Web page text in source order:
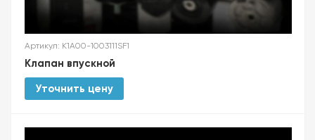
Артикул: K1A00-1003111SF1
Клапан впускной
Уточнить цену